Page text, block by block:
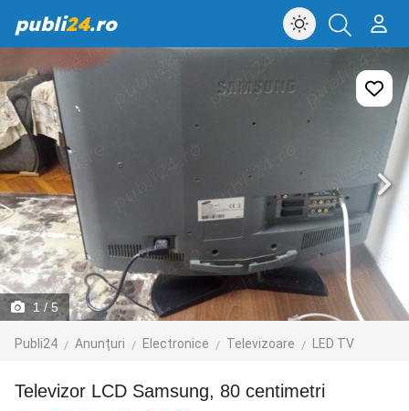
publi24.ro
1 / 5
Publi24 Anunțuri Electronice Televizoare LED TV
Televizor LCD Samsung, 80 centimetri